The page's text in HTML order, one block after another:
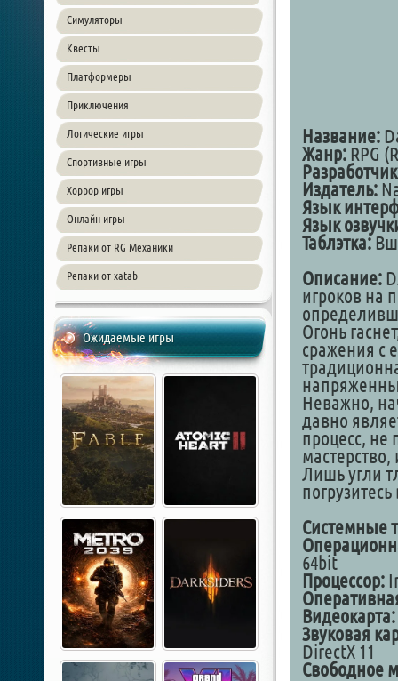
Симуляторы
Квесты
Платформеры
Приключения
Логические игры
Спортивные игры
Хоррор игры
Онлайн игры
Репаки от RG Механики
Репаки от xatab
Ожидаемые игры
Название:
Жанр: RPG
Издатель:
Язык
Язык
Таблэтка:
Описание:
игроков на
Огонь
сражения с
Неважно,
давно
процесс,
Лишь угли
Cистемные
64bit
Процессор:
Видеокарта:
Звуковая
DirectX 11
Свободное